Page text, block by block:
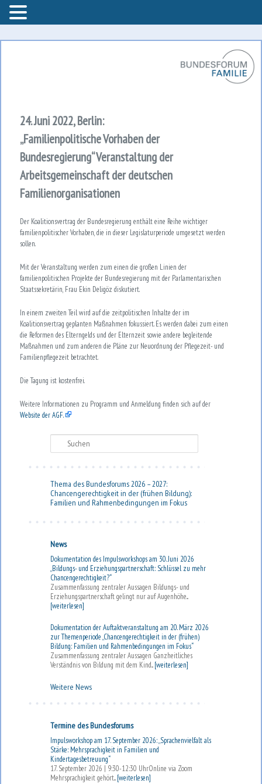
24. Juni 2022, Berlin:
„Familienpolitische Vorhaben der
Bundesregierung“ Veranstaltung der
Arbeitsgemeinschaft der deutschen
Familienorganisationen
Der Koalitionsvertrag der Bundesregierung enthält eine Reihe wichtiger
familienpolitischer Vorhaben, die in dieser Legislaturperiode umgesetzt werden
sollen.
Mit der Veranstaltung werden zum einen die großen Linien der
familienpolitischen Projekte der Bundesregierung mit der Parlamentarischen
Staatssekretärin, Frau Ekin Deligöz diskutiert.
In einem zweiten Teil wird auf die zeitpolitischen Inhalte der im
Koalitionsvertrag geplanten Maßnahmen fokussiert. Es werden dabei zum einen
die Reformen des Elterngelds und der Elternzeit sowie andere begleitende
Maßnahmen und zum anderen die Pläne zur Neuordnung der Pflegezeit- und
Familienpflegezeit betrachtet.
Die Tagung ist kostenfrei.
Weitere Informationen zu Programm und Anmeldung finden sich auf der
Website der AGF.
Suchen
Thema des Bundesforums 2026 – 2027:
Chancengerechtigkeit in der (frühen Bildung):
Familien und Rahmenbedingungen im Fokus
News
Dokumentation des Impulsworkshops am 30. Juni 2026
„Bildungs- und Erziehungspartnerschaft: Schlüssel zu mehr
Chancengerechtigkeit?“
Zusammenfassung zentraler Aussagen Bildungs- und
Erziehungspartnerschaft gelingt nur auf Augenhöhe...
[weiterlesen]
Dokumentation der Auftaktveranstaltung am 20. März 2026
zur Themenperiode „Chancengerechtigkeit in der (frühen)
Bildung: Familien und Rahmenbedingungen im Fokus“
Zusammenfassung zentraler Aussagen Ganzheitliches
Verständnis von Bildung mit dem Kind...[weiterlesen]
Weitere News
Termine des Bundesforums
Impulsworkshop am 17. September 2026: „Sprachenvielfalt als
Stärke: Mehrsprachigkeit in Familien und
Kindertagesbetreuung“
17. September 2026 | 9:30-12:30 UhrOnline via Zoom
Mehrsprachigkeit gehört...[weiterlesen]